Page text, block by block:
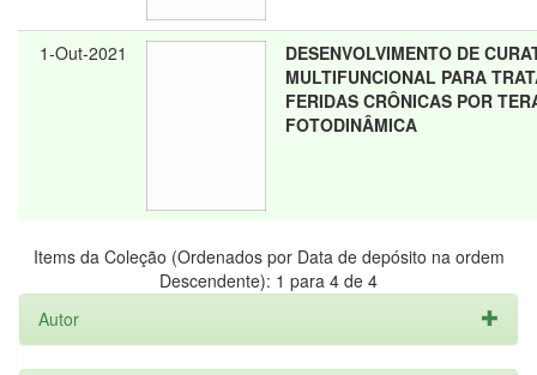
1-Out-2021
DESENVOLVIMENTO DE
MULTIFUNCIONAL PARA
FERIDAS CRÔNICAS POR
FOTODINÂMICA
Items da Coleção (Ordenados por Data de depósito na ordem
Descendente): 1 para 4 de 4
Autor